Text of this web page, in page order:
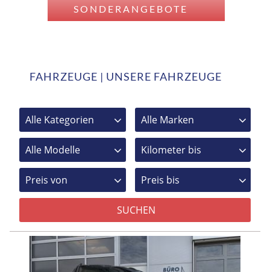
SONDERANGEBOTE
FAHRZEUGE | UNSERE FAHRZEUGE